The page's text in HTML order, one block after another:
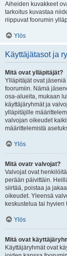
Aiheiden kuvakkeet
tarkoitus kuvastaa
riippuvat foorumin
Ylös
Käyttäjätasot ja
Mitä ovat ylläpitäjät?
Ylläpitäjät ovat
foorumiin. Nämä
osa-alueita, mukaan
käyttäjäryhmät ja
ylläpitäjille
valvojan oikeudet
määrittelemistä
Ylös
Mitä ovatr valvojat?
Valvojat ovat
perään päivittäin.
siirtää, poistaa ja
oikeudet. Yleensä
keskustelua tai
Ylös
Mitä ovat
Käyttäjäryhmät ovat